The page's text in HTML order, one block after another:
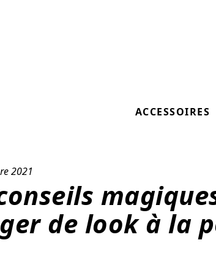
ACCESSOIRES
2021
de look à la